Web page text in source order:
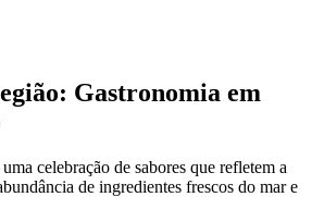
Gastronomia em
celebração de sabores que refletem a
de ingredientes frescos do mar e